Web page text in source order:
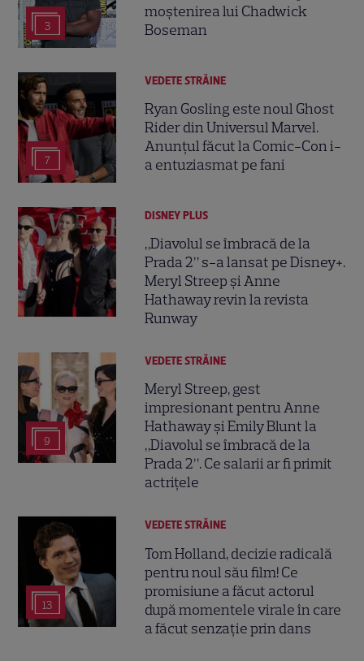
3
moștenirea lui Chadwick
Boseman
7
VEDETE STRĂINE
Ryan Gosling este noul Ghost
Rider din Universul Marvel.
Anunțul făcut la Comic-Con i-
a entuziasmat pe fani
DISNEY PLUS
„Diavolul se îmbracă de la
Prada 2” s-a lansat pe Disney+.
Meryl Streep și Anne
Hathaway revin la revista
Runway
9
VEDETE STRĂINE
Meryl Streep, gest
impresionant pentru Anne
Hathaway și Emily Blunt la
„Diavolul se îmbracă de la
Prada 2”. Ce salarii ar fi primit
actrițele
13
VEDETE STRĂINE
Tom Holland, decizie radicală
pentru noul său film! Ce
promisiune a făcut actorul
după momentele virale în care
a făcut senzație prin dans